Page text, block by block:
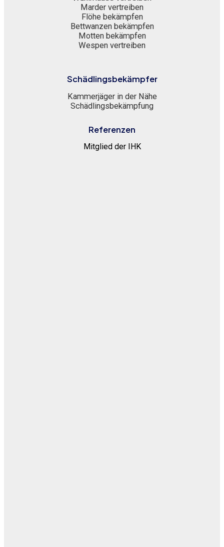
Marder vertreiben
Flöhe bekämpfen
Bettwanzen bekämpfen
Motten bekämpfen
Wespen vertreiben
Schädlingsbekämpfer
Kammerjäger in der Nähe
Schädlingsbekämpfung
Referenzen
Mitglied der IHK